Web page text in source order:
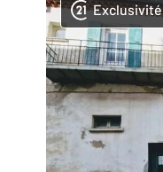
Exclusivité